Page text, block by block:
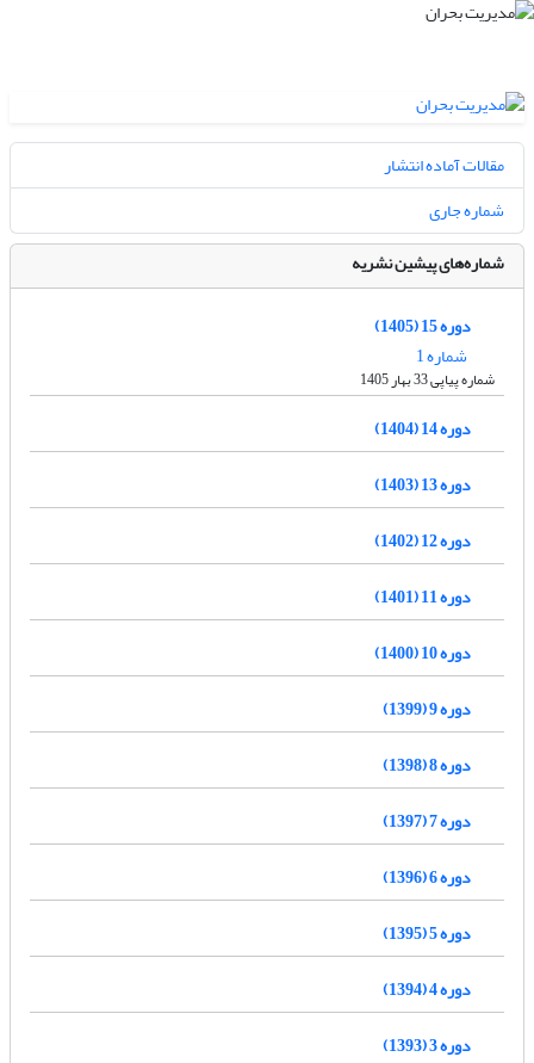
مقالات آماده انتشار
شماره جاری
شماره‌های پیشین نشریه
دوره 15 (1405)
شماره 1
شماره پیاپی 33 بهار 1405
دوره 14 (1404)
دوره 13 (1403)
دوره 12 (1402)
دوره 11 (1401)
دوره 10 (1400)
دوره 9 (1399)
دوره 8 (1398)
دوره 7 (1397)
دوره 6 (1396)
دوره 5 (1395)
دوره 4 (1394)
دوره 3 (1393)